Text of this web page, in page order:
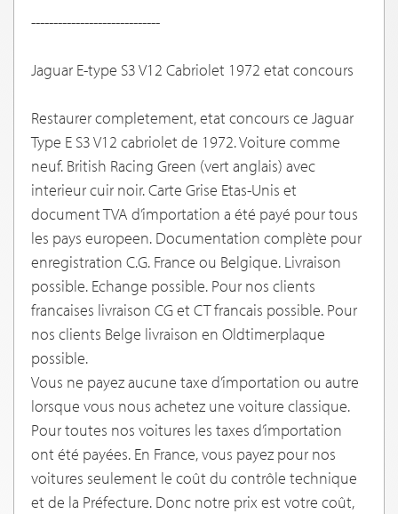
-----------------------------
Jaguar E-type S3 V12 Cabriolet 1972 etat concours
Restaurer completement, etat concours ce Jaguar
Type E S3 V12 cabriolet de 1972. Voiture comme
neuf. British Racing Green (vert anglais) avec
interieur cuir noir. Carte Grise Etas-Unis et
document TVA d’importation a été payé pour tous
les pays europeen. Documentation complète pour
enregistration C.G. France ou Belgique. Livraison
possible. Echange possible. Pour nos clients
francaises livraison CG et CT francais possible. Pour
nos clients Belge livraison en Oldtimerplaque
possible.
Vous ne payez aucune taxe d’importation ou autre
lorsque vous nous achetez une voiture classique.
Pour toutes nos voitures les taxes d’importation
ont été payées. En France, vous payez pour nos
voitures seulement le coût du contrôle technique
et de la Préfecture. Donc notre prix est votre coût,